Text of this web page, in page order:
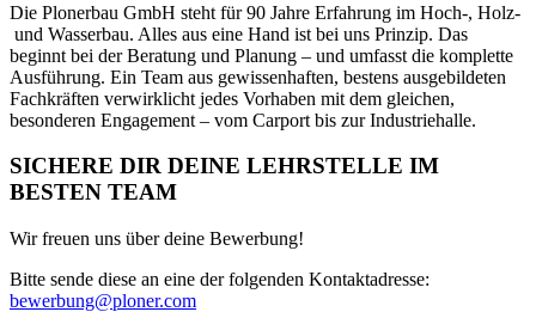
Die Plonerbau GmbH steht für 90 Jahre Erfahrung im Hoch‐, Holz‐
und Wasserbau. Alles aus eine Hand ist bei uns Prinzip. Das
beginnt bei der Beratung und Planung – und umfasst die komplette
Ausführung. Ein Team aus gewissenhaften, bestens ausgebildeten
Fachkräften verwirklicht jedes Vorhaben mit dem gleichen,
besonderen Engagement – vom Carport bis zur Industriehalle.
SICHERE DIR DEINE LEHRSTELLE IM
BESTEN TEAM
Wir freuen uns über deine Bewerbung!
Bitte sende diese an eine der folgenden Kontaktadresse:
bewerbung@ploner.com